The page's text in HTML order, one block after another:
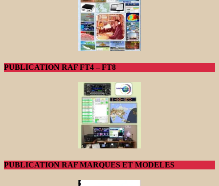
PUBLICATION RAF FT4 – FT8
PUBLICATION RAF MARQUES ET MODELES